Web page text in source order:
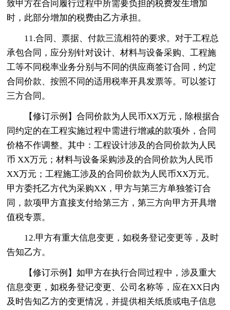
致甲方在合同履行过程中所需要负担的税费发生增加
时，此部分增加的税费由乙方承担。
11.合同、票据、付款三流相符的要求。对于工程总
承包合同，应分别针对设计、材料与设备采购、工程施
工等不同税率业务分别与不同的供应商签订合同，约定
合同价款、按照不同的适用税率开具发票等。可以签订
三方合同。
【修订示例】合同价款为人民币XX万元，除根据合
同约定的在工程实施过程中需进行增减的款项外，合同
价格不作调整。其中：工程设计涉及的合同价款为人民
币 XX万元；材料与设备采购涉及的合同价款为人民币
XX万元；工程施工涉及的合同价款为人民币XX万元。
甲方委托乙方代为采购XX，甲方与第三方单独签订合
同，款项甲方直接支付给第三方，第三方向甲方开具增
值税专票。
12.甲方有重大信息变更，如税务登记变更等，及时
告知乙方。
【修订示例】如甲方在执行合同过程中，涉及重大
信息变更，如税务登记变更、公司名称等，应在XX日内
及时告知乙方的变更情况，并提供相关纸质或电子信息